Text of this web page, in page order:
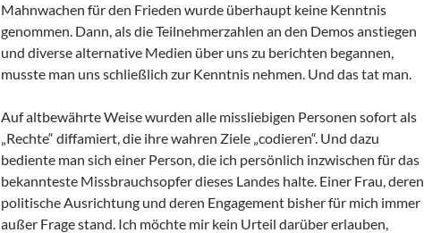
Mahnwachen für den Frieden wurde überhaupt keine Kenntnis
genommen. Dann, als die Teilnehmerzahlen an den Demos anstiegen
und diverse alternative Medien über uns zu berichten begannen,
musste man uns schließlich zur Kenntnis nehmen. Und das tat man.
Auf altbewährte Weise wurden alle missliebigen Personen sofort als
„Rechte“ diffamiert, die ihre wahren Ziele „codieren“. Und dazu
bediente man sich einer Person, die ich persönlich inzwischen für das
bekannteste Missbrauchsopfer dieses Landes halte. Einer Frau, deren
politische Ausrichtung und deren Engagement bisher für mich immer
außer Frage stand. Ich möchte mir kein Urteil darüber erlauben,